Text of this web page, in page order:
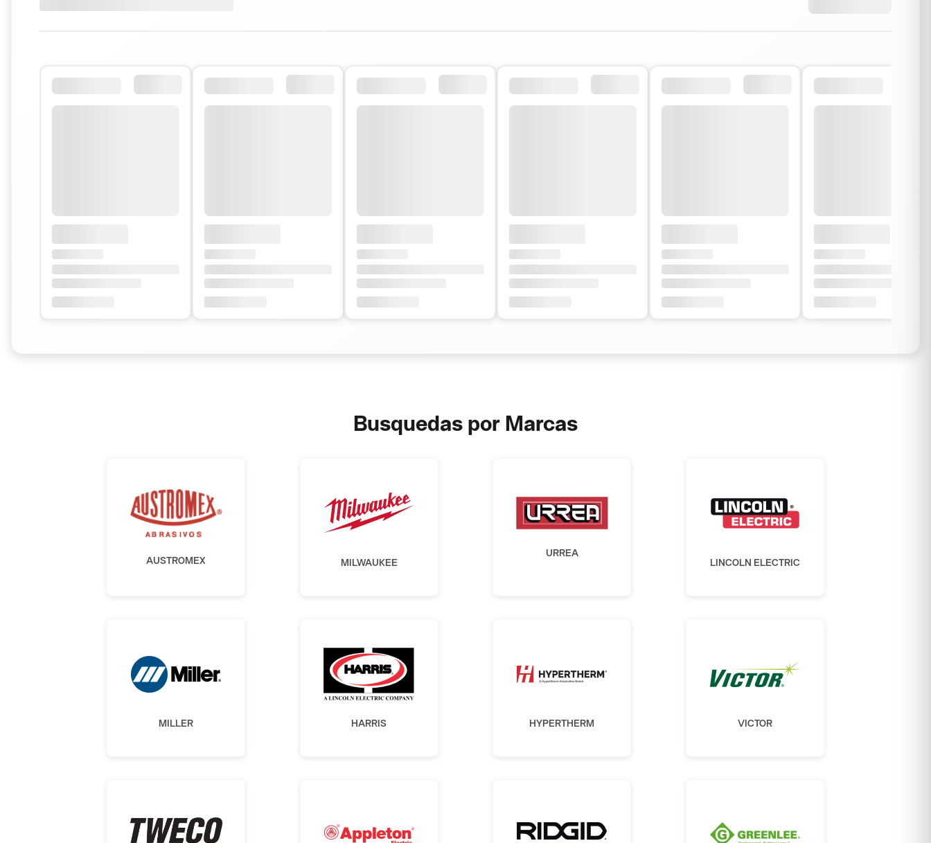
Busquedas por Marcas
AUSTROMEX MILWAUKEE
URREA
LINCOLN ELECTRIC
MILLER HARRIS HYPERTHERM VICTOR